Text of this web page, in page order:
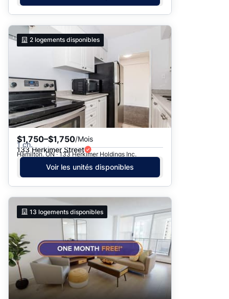
2 logements disponibles
$1,750–$1,750/Mois
1 ch.
133 Herkimer Street
Hamilton, ON · 133 Herkimer Holdings Inc.
Voir les unités disponibles
13 logements disponibles